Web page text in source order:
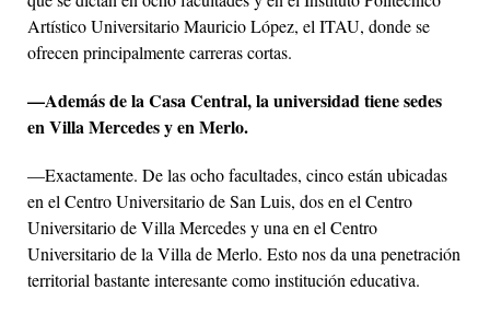
Artístico Universitario Mauricio López, el ITAU, donde se
ofrecen principalmente carreras cortas.
—Además de la Casa Central, la universidad tiene sedes
en Villa Mercedes y en Merlo.
—Exactamente. De las ocho facultades, cinco están ubicadas
en el Centro Universitario de San Luis, dos en el Centro
Universitario de Villa Mercedes y una en el Centro
Universitario de la Villa de Merlo. Esto nos da una penetración
territorial bastante interesante como institución educativa.